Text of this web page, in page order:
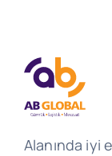
Alanında iyi